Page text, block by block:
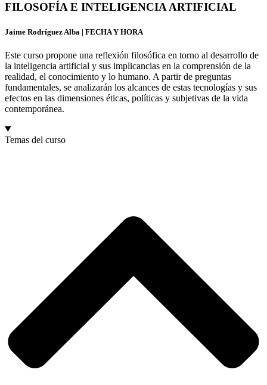
FILOSOFÍA E INTELIGENCIA ARTIFICIAL
Jaime Rodríguez Alba | FECHA Y HORA
Este curso propone una reflexión filosófica en torno al desarrollo de
la inteligencia artificial y sus implicancias en la comprensión de la
realidad, el conocimiento y lo humano. A partir de preguntas
fundamentales, se analizarán los alcances de estas tecnologías y sus
efectos en las dimensiones éticas, políticas y subjetivas de la vida
contemporánea.
Temas del curso